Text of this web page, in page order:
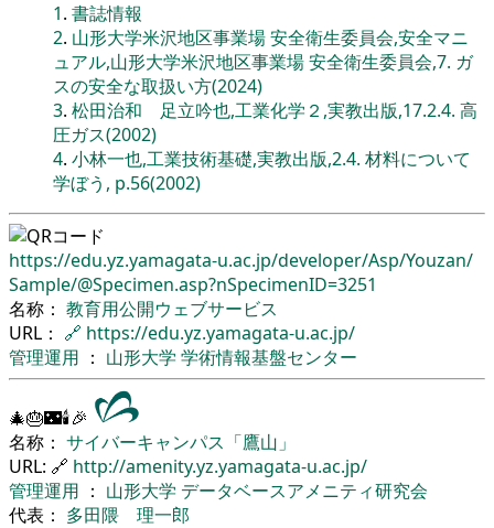
1. 書誌情報
2. 山形大学米沢地区事業場 安全衛生委員会,安全マニ
ュアル,山形大学米沢地区事業場 安全衛生委員会,7. ガ
スの安全な取扱い方(2024)
3. 松田治和 足立吟也,工業化学２,実教出版,17.2.4. 高
圧ガス(2002)
4. 小林一也,工業技術基礎,実教出版,2.4. 材料について
学ぼう, p.56(2002)
https://edu.yz.yamagata-u.ac.jp/developer/Asp/Youzan/
Sample/@Specimen.asp?nSpecimenID=3251
名称： 教育用公開ウェブサービス
URL： 🔗 https://edu.yz.yamagata-u.ac.jp/
管理運用 ： 山形大学 学術情報基盤センター
🎄🎂🌃🕯🎉
名称： サイバーキャンパス「鷹山」
URL: 🔗 http://amenity.yz.yamagata-u.ac.jp/
管理運用 ： 山形大学 データベースアメニティ研究会
代表： 多田隈 理一郎